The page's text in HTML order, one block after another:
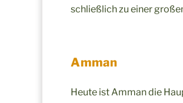
schließlich zu einer
Amman
Heute ist Amman die